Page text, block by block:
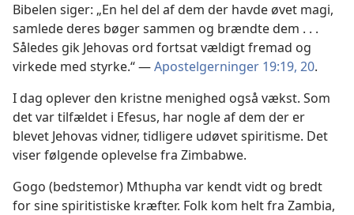
Bibelen siger: „En hel del af dem der havde øvet magi,
samlede deres bøger sammen og brændte dem . . .
Således gik Jehovas ord fortsat vældigt fremad og
virkede med styrke.“ —Apostelgerninger 19:19, 20.
I dag oplever den kristne menighed også vækst. Som
det var tilfældet i Efesus, har nogle af dem der er
blevet Jehovas vidner, tidligere udøvet spiritisme. Det
viser følgende oplevelse fra Zimbabwe.
Gogo (bedstemor) Mthupha var kendt vidt og bredt
for sine spiritistiske kræfter. Folk kom helt fra Zambia,